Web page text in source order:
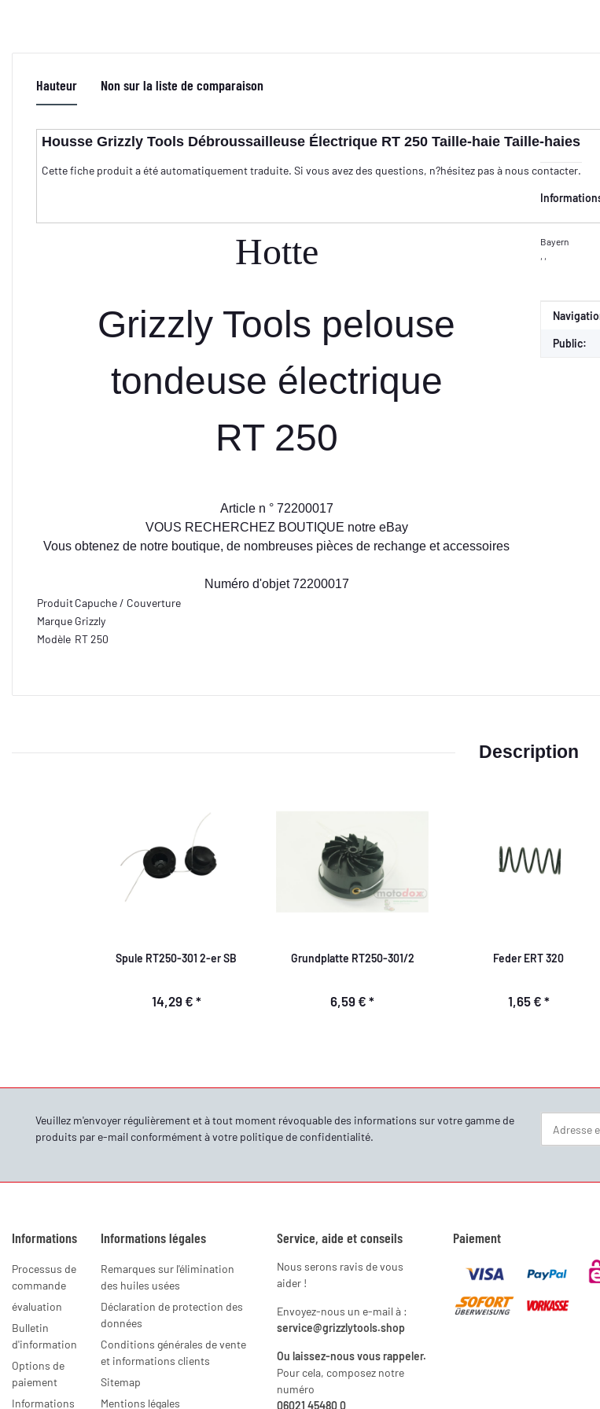
Hauteur Non sur la liste de comparaison
Housse Grizzly Tools Débroussailleuse Électrique RT 250 Taille-haie Taille-haies
Cette fiche produit a été automatiquement traduite. Si vous avez des questions, n?hésitez pas à nous contacter.
Hotte
Grizzly Tools pelouse
tondeuse électrique
RT 250
Article n ° 72200017
VOUS RECHERCHEZ BOUTIQUE notre eBay
Vous obtenez de notre boutique, de nombreuses pièces de rechange et accessoires
Numéro d'objet 72200017
ProduitCapuche / Couverture
Marque Grizzly
Modèle RT 250
Bayern
Valeur
Fabricant
Public:
Description
Spule RT250-301 2-er SB
14,29 € *
Grundplatte RT250-301/2
6,59 € *
Feder ERT 320
1,65 € *
Veuillez m'envoyer régulièrement et à tout moment révoquable des informations sur votre gamme de
produits par e-mail conformément à votre politique de confidentialité.
Informations
Processus de
commande
évaluation
Bulletin
d'information
Options de
paiement
Informations
Informations légales
Remarques sur l'élimination
des huiles usées
Déclaration de protection des
données
Conditions générales de vente
et informations clients
Sitemap
Mentions légales
Service, aide et conseils
Nous serons ravis de vous
aider !
Envoyez-nous un e-mail à :
service@grizzlytools.shop
Ou laissez-nous vous rappeler.
Pour cela, composez notre
numéro
06021 45480 0
Paiement